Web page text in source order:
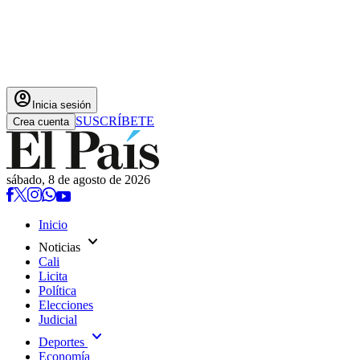
account_circle Inicia sesión
Crea cuenta SUSCRÍBETE
sábado, 8 de agosto de 2026
Inicio
Noticias expand_more
Cali
Licita
Política
Elecciones
Judicial
Deportes expand_more
Economía